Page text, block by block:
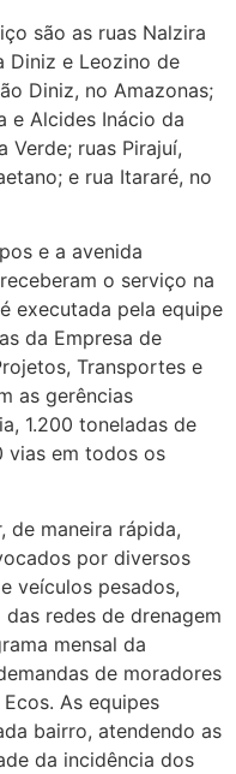
são as ruas Nalzira
Diniz e Leozino de
Diniz, no Amazonas;
e Alcides Inácio da
Verde; ruas Pirajuí,
e rua Itararé, no
e a avenida
o serviço na
executada pela equipe
da Empresa de
Transportes e
as gerências
1.200 toneladas de
vias em todos os
de maneira rápida,
por diversos
veículos pesados,
redes de drenagem
mensal da
de moradores
As equipes
bairro, atendendo as
da incidência dos